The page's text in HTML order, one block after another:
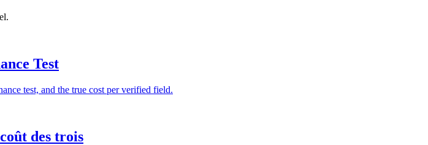
Test
test, and the true cost per verified field.
des trois